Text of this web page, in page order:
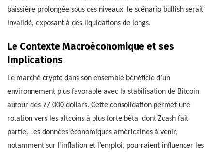
baissière prolongée sous ces niveaux, le scénario bullish serait
invalidé, exposant à des liquidations de longs.
Le Contexte Macroéconomique et ses
Implications
Le marché crypto dans son ensemble bénéficie d’un
environnement plus favorable avec la stabilisation de Bitcoin
autour des 77 000 dollars. Cette consolidation permet une
rotation vers les altcoins à plus forte bêta, dont Zcash fait
partie. Les données économiques américaines à venir,
notamment sur l’inflation et l’emploi, pourraient influencer les